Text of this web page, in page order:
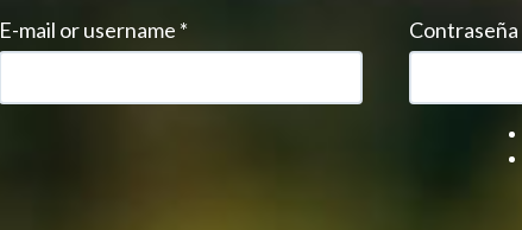
E-mail or username * Contraseña